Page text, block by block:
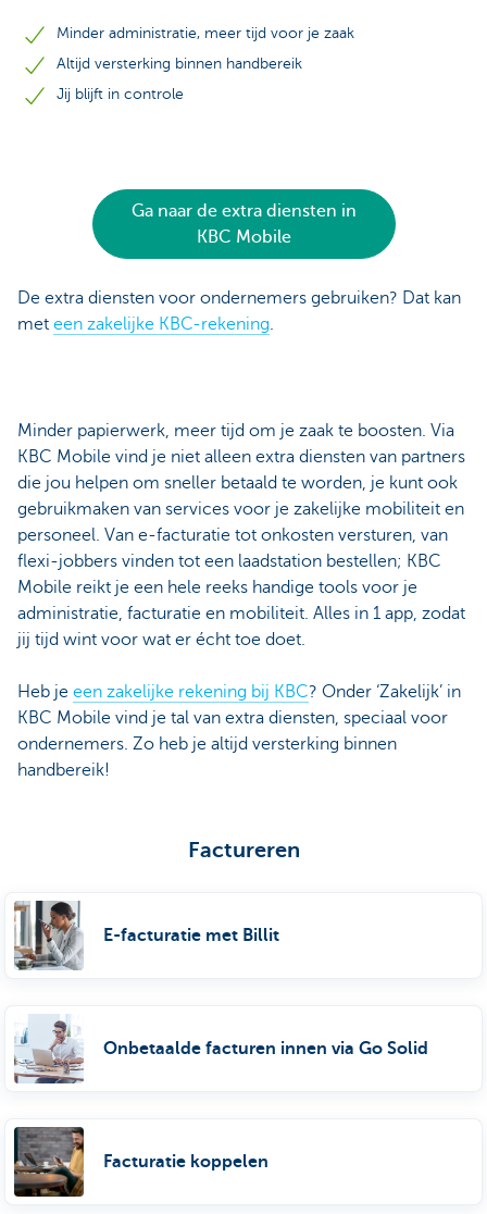
Minder administratie, meer tijd voor je zaak
Altijd versterking binnen handbereik
Jij blijft in controle
Ga naar de extra diensten in
KBC Mobile
De extra diensten voor ondernemers gebruiken? Dat kan
met een zakelijke KBC-rekening.
Minder papierwerk, meer tijd om je zaak te boosten. Via
KBC Mobile vind je niet alleen extra diensten van partners
die jou helpen om sneller betaald te worden, je kunt ook
gebruikmaken van services voor je zakelijke mobiliteit en
personeel. Van e-facturatie tot onkosten versturen, van
flexi-jobbers vinden tot een laadstation bestellen; KBC
Mobile reikt je een hele reeks handige tools voor je
administratie, facturatie en mobiliteit. Alles in 1 app, zodat
jij tijd wint voor wat er écht toe doet.
Heb je een zakelijke rekening bij KBC? Onder ‘Zakelijk’ in
KBC Mobile vind je tal van extra diensten, speciaal voor
ondernemers. Zo heb je altijd versterking binnen
handbereik!
Factureren
E-facturatie met Billit
Onbetaalde facturen innen via Go Solid
Facturatie koppelen